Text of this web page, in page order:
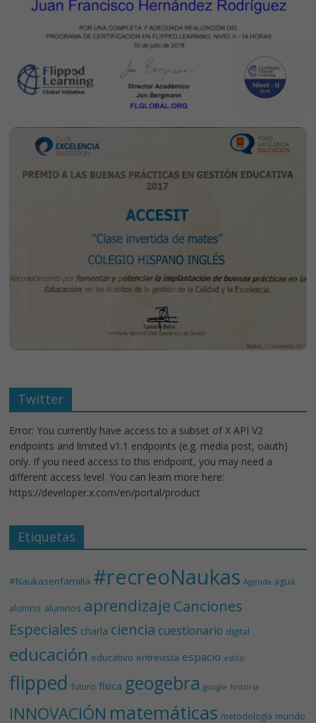
Twitter
Error: You currently have access to a subset of X API V2
endpoints and limited v1.1 endpoints (e.g. media post, oauth)
only. If you need access to this endpoint, you may need a
different access level. You can learn more here:
https://developer.x.com/en/portal/product
Etiquetas
#Naukasenfamilia #recreoNaukas Agenda agua
alumno alumnos aprendizaje Canciones
Especiales charla ciencia cuestionario digital
educación educativo entrevista espacio estilo
flipped futuro física geogebra google historia
INNOVACIÓN matemáticas metodología mundo